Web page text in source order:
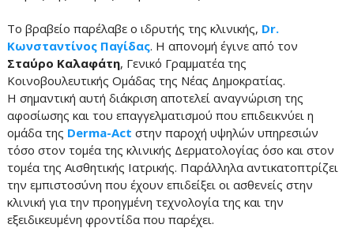
Το βραβείο παρέλαβε ο ιδρυτής της κλινικής, Dr.
Κωνσταντίνος Παγίδας. Η απονομή έγινε από τον
Σταύρο Καλαφάτη, Γενικό Γραμματέα της
Κοινοβουλευτικής Ομάδας της Νέας Δημοκρατίας.
Η σημαντική αυτή διάκριση αποτελεί αναγνώριση της
αφοσίωσης και του επαγγελματισμού που επιδεικνύει η
ομάδα της Derma-Act στην παροχή υψηλών υπηρεσιών
τόσο στον τομέα της κλινικής Δερματολογίας όσο και στον
τομέα της Αισθητικής Ιατρικής. Παράλληλα αντικατοπτρίζει
την εμπιστοσύνη που έχουν επιδείξει οι ασθενείς στην
κλινική για την προηγμένη τεχνολογία της και την
εξειδικευμένη φροντίδα που παρέχει.